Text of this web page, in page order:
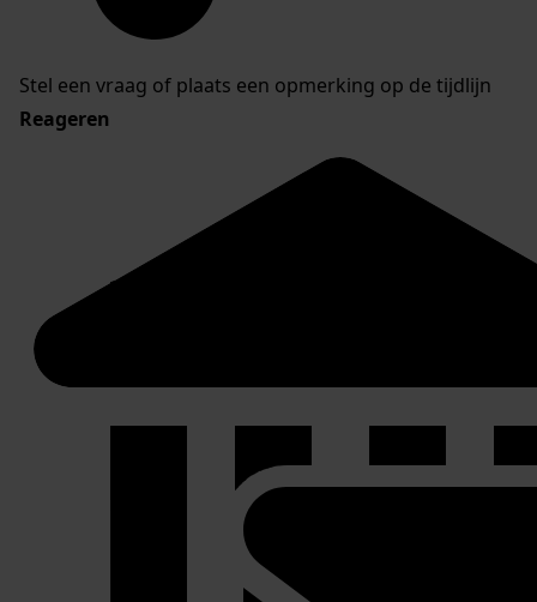
Stel een vraag of plaats een opmerking op de tijdlijn
Reageren